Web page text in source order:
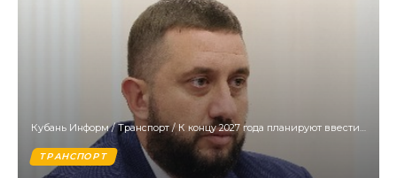
Кубань Информ/Транспорт/К концу 2027 года планируют ввести в эксплуатацию более 460 км дорог на Кубани
ТРАНСПОРТ